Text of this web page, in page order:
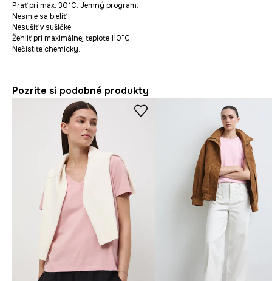
Prať pri max. 30°C. Jemný program.
Nesmie sa bieliť.
Nesušiť v sušičke.
Žehliť pri maximálnej teplote 110°C.
Nečistite chemicky.
Pozrite si podobné produkty